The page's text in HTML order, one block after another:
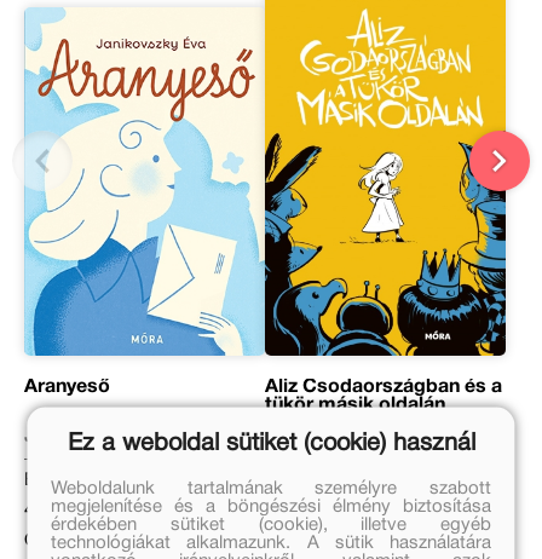
Aranyeső
Janikovszky Éva
Eredeti ár:
4 999 Ft
Online ár:
Aliz Csodaországban és a
tükör másik oldalán
Lewis Carroll
Eredeti ár:
2 499 Ft
Kötött ár:
Ez a weboldal sütiket (cookie) használ
Weboldalunk tartalmának személyre szabott
megjelenítése és a böngészési élmény biztosítása
érdekében sütiket (cookie), illetve egyéb
technológiákat alkalmazunk. A sütik használatára